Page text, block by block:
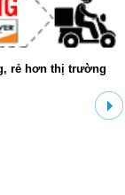
rẻ hơn thị trường